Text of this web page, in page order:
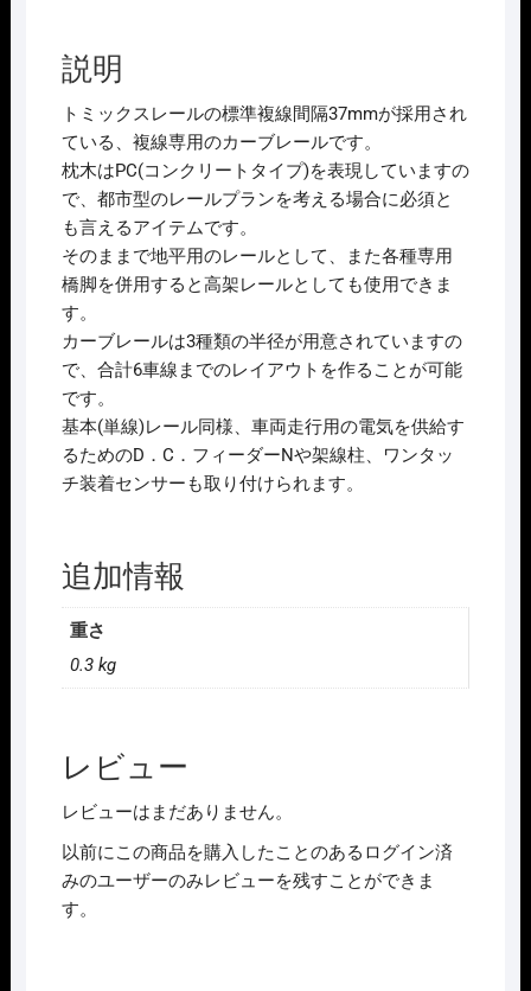
45
個
説明
トミックスレールの標準複線間隔37mmが採用され
ている、複線専用のカーブレールです。
枕木はPC(コンクリートタイプ)を表現していますの
で、都市型のレールプランを考える場合に必須と
も言えるアイテムです。
そのままで地平用のレールとして、また各種専用
橋脚を併用すると高架レールとしても使用できま
す。
カーブレールは3種類の半径が用意されていますの
で、合計6車線までのレイアウトを作ることが可能
です。
基本(単線)レール同様、車両走行用の電気を供給す
るためのD．C．フィーダーNや架線柱、ワンタッ
チ装着センサーも取り付けられます。
追加情報
重さ
0.3 kg
レビュー
レビューはまだありません。
以前にこの商品を購入したことのあるログイン済
みのユーザーのみレビューを残すことができま
す。